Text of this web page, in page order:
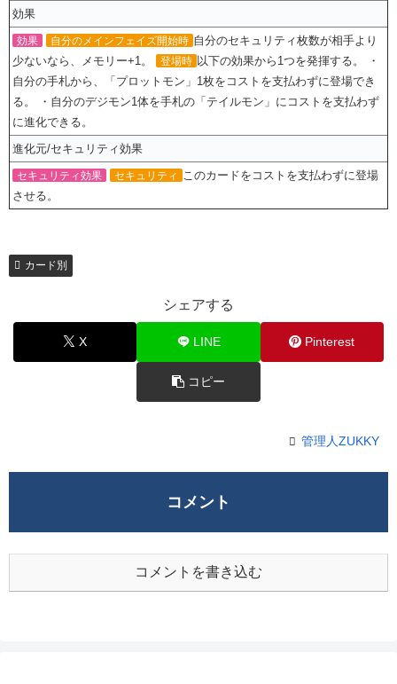
効果
効果 自分のメインフェイズ開始時 自分のセキュリティ枚数が相手より
少ないなら、メモリー+1。
登場時 以下の効果から1つを発揮する。 ・
自分の手札から、「プロットモン」1枚をコストを支払わずに登場でき
る。 ・自分のデジモン1体を手札の「テイルモン」にコストを支払わず
に進化できる。
進化元/セキュリティ効果
セキュリティ効果 セキュリティ
このカードをコストを支払わずに登場
させる。
カード別
シェアする
X LINE Pinterest
コピー
管理人ZUKKY
コメント
コメントを書き込む